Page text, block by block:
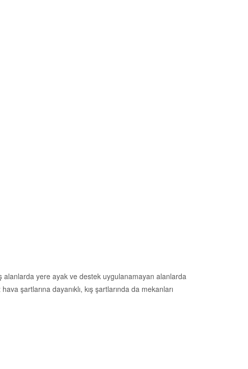
alanlarda yere ayak ve destek uygulanamayan alanlarda
şartlarına dayanıklı, kış şartlarında da mekanları